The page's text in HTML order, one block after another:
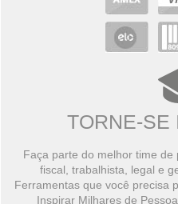
TORNE-SE
Faça parte do melhor time de
fiscal, trabalhista, legal e
Ferramentas que você precisa
Inspirar Milhares de